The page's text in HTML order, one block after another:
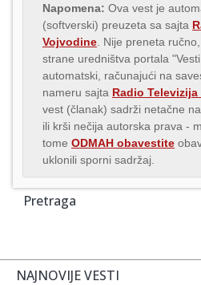
Napomena: Ova vest je
(softverski) preuzeta sa sajta
Vojvodine . Nije preneta
strane uredništva portala
automatski, računajući na
nameru sajta Radio
vest (članak) sadrži netačne
ili krši nečija autorska prava -
tome ODMAH obavestite
uklonili sporni sadržaj.
Pretraga
NAJNOVIJE VESTI